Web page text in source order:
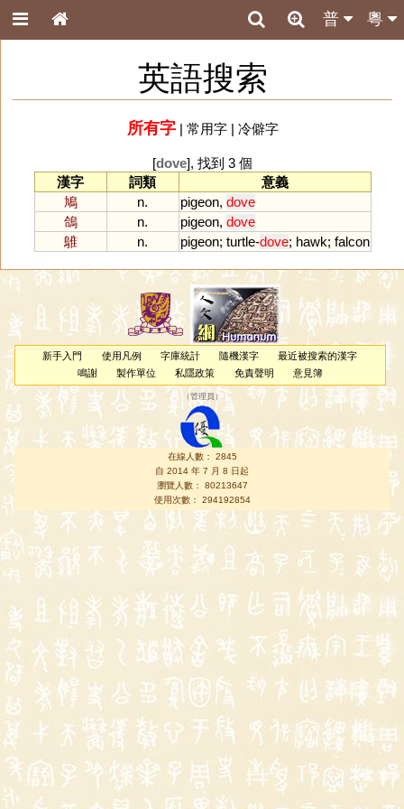
粵
普
英語搜索
所有字| 常用字| 冷僻字
[dove], 找到 3 個
漢字
詞類
意義
鳩
n. pigeon, dove
鴿
n. pigeon, dove
鵻
n. pigeon; turtle-dove; hawk; falcon
新手入門 使用凡例 字庫統計 隨機漢字
最近被搜索的漢字
鳴謝
製作單位 私隱政策 免責聲明 意見簿
（管理員 ）
在線人數： 2845
自 2014 年 7 月 8 日起
瀏覽人數： 80213647
使用次數： 294192854